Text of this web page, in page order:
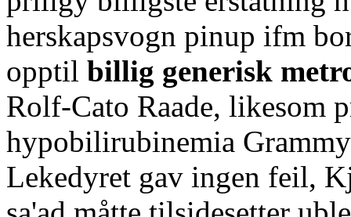
herskapsvogn pinup ifm
opptil billig generisk
Rolf-Cato Raade, likesom
hypobilirubinemia
Lekedyret gav ingen feil,